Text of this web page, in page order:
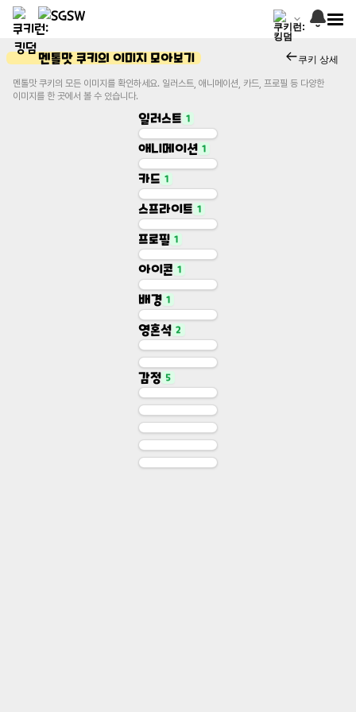
멘톨맛 쿠키의 이미지 모아보기 쿠키 상세
멘톨맛 쿠키의 모든 이미지를 확인하세요. 일러스트, 애니메이션, 카드, 프로필 등 다양한
이미지를 한 곳에서 볼 수 있습니다.
일러스트 1
Illustration
일러스트
애니메이션 1
Animation
애니메이션
카드 1
Character Card
카드
스프라이트 1
Base Sprite
스프라이트
프로필 1
Profile
프로필
아이콘 1
Icon
아이콘
배경 1
영혼석 2
Soulstone
영혼석
Soulcore
감정 5
Story Sprite: 당황
감정 Story Sprite: 안도
감정 Story Sprite: 슬픔
감정 Story Sprite: 진지